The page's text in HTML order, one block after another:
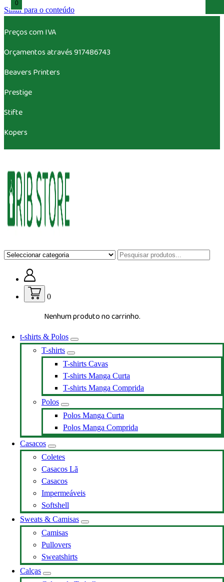
Saltar para o conteúdo
Preços com IVA
Orçamentos através 917486743
Beavers Printers
Prestige
Stifte
Kopers
Loja de vestuário Personalizado
0
0
Nenhum produto no carrinho.
t-shirts & Polos
T-shirts
T-shirts Cavas
T-shirts Manga Curta
T-shirts Manga Comprida
Polos
Polos Manga Curta
Polos Manga Comprida
Casacos
Coletes
Casacos Lã
Casacos
Impermeáveis
Softshell
Sweats & Camisas
Camisas
Pullovers
Sweatshirts
Calças